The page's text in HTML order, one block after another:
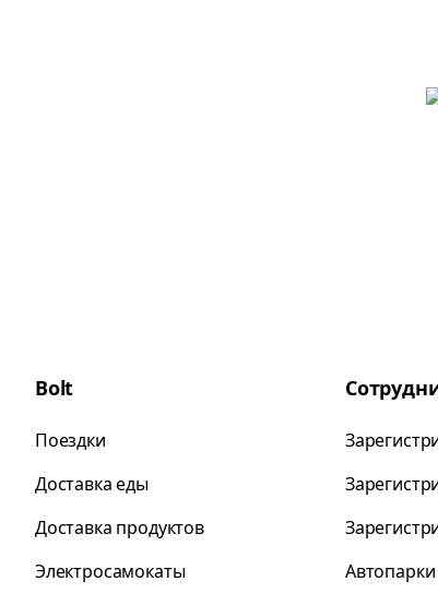
Bolt
Поездки
Доставка еды
Доставка продуктов
Электросамокаты
Автопарки